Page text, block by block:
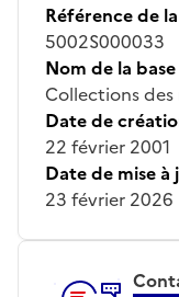
Référence de
5002S000033
Nom de la base
Collections des
Date de
22 février 2001
Date de mise à
23 février 2026